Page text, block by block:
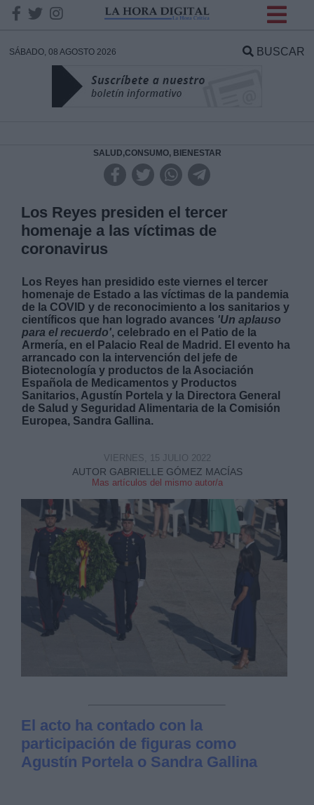
SÁBADO, 08 AGOSTO 2026 BUSCAR
SALUD,CONSUMO, BIENESTAR
Los Reyes presiden el tercer
homenaje a las víctimas de
coronavirus
Los Reyes han presidido este viernes el tercer
homenaje de Estado a las víctimas de la pandemia
de la COVID y de reconocimiento a los sanitarios y
científicos que han logrado avances 'Un aplauso
para el recuerdo', celebrado en el Patio de la
Armería, en el Palacio Real de Madrid. El evento ha
arrancado con la intervención del jefe de
Biotecnología y productos de la Asociación
Española de Medicamentos y Productos
Sanitarios, Agustín Portela y la Directora General
de Salud y Seguridad Alimentaria de la Comisión
Europea, Sandra Gallina.
AUTOR GABRIELLE GÓMEZ MACÍAS
Mas artículos del mismo autor/a
VIERNES, 15 JULIO 2022
El acto ha contado con la
participación de figuras como
Agustín Portela o Sandra Gallina
DATOS
Responsable:
Legitimación:
Destinatarios:
Derechos: